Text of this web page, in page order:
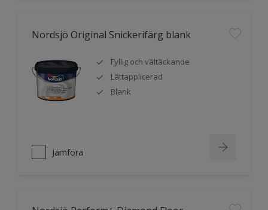
Nordsjö Original Snickerifärg blank
Fyllig och vältäckande
Lättapplicerad
Blank
Jämföra